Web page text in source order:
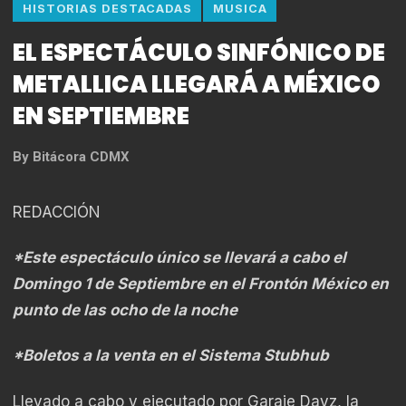
HISTORIAS DESTACADAS MUSICA
EL ESPECTÁCULO SINFÓNICO DE
METALLICA LLEGARÁ A MÉXICO
EN SEPTIEMBRE
By Bitácora CDMX
REDACCIÓN
*Este espectáculo único se llevará a cabo el
Domingo 1 de Septiembre en el Frontón México en
punto de las ocho de la noche
*Boletos a la venta en el Sistema Stubhub
Llevado a cabo y ejecutado por Garaje Dayz, la